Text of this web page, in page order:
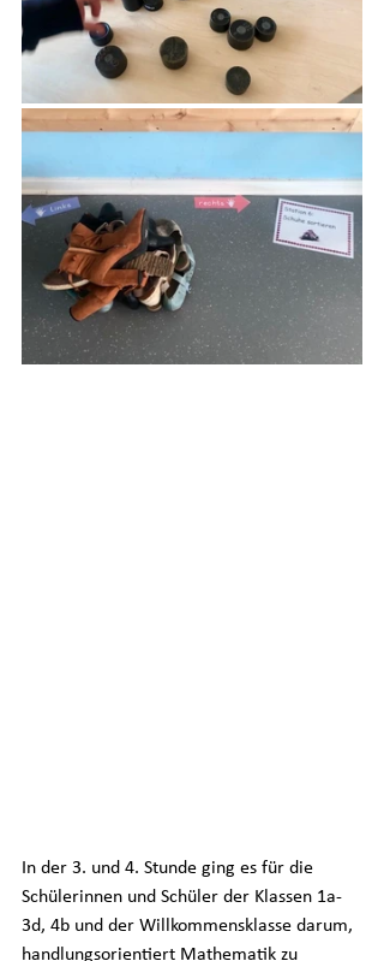
In der 3. und 4. Stunde ging es für die
Schülerinnen und Schüler der Klassen 1a-
3d, 4b und der Willkommensklasse darum,
handlungsorientiert Mathematik zu